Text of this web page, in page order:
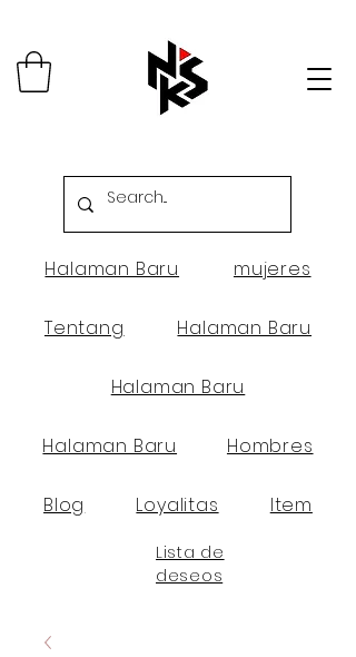
Halaman Baru mujeres
Tentang Halaman Baru
Halaman Baru
Halaman Baru Hombres
Blog Loyalitas Item
Lista de
deseos